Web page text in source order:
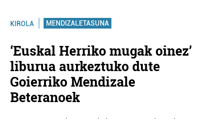
KIROLA MENDIZALETASUNA
‘Euskal Herriko mugak oinez’
liburua aurkeztuko dute
Goierriko Mendizale
Beteranoek